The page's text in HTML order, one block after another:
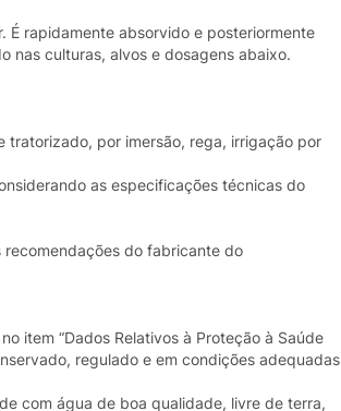
É rapidamente absorvido e posteriormente
nas culturas, alvos e dosagens abaixo.
tratorizado, por imersão, rega, irrigação por
as especificações técnicas do
recomendações do fabricante do
item “Dados Relativos à Proteção à Saúde
regulado e em condições adequadas
com água de boa qualidade, livre de terra,